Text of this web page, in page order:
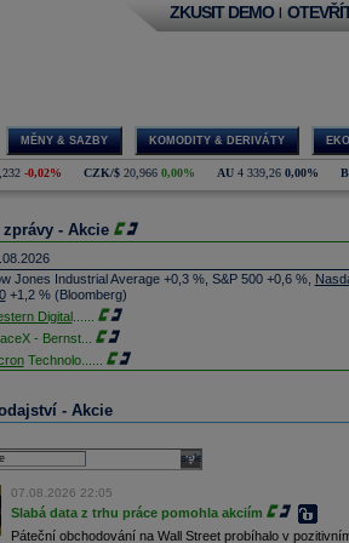
ZKUSIT DEMO |
MĚNY & SAZBY KOMODITY & DERIVÁTY
-0,02% CZK/$ 20,966 0,00% AU 4 339,26 0,00%
zprávy - Akcie
Jones Industrial Average +0,3 %, S&P 500 +0,6 %,
+1,2 % (Bloomberg)
Digital......
- Bernst...
Technolo......
obchodů s akciemi na pražské burze za dnešní den je
za poslední rok je 0,665 mld. Kč.
výroby balistických střel ATACMS ve spolupráci s
dobu potrvá. Agentuře Reuters to řekl generální
Papperger. Společná výroba s Lockheedem v
arzenál Spojeným státům, které mají zvýšenou
- Akcie
select
07.08.2026 22:05
Slabá data z trhu práce pomohla akciím
Páteční obchodování na Wall Street probíhalo v